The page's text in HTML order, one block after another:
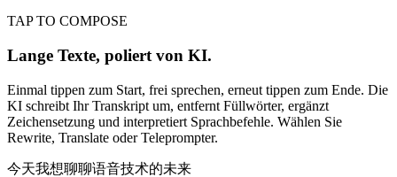
TAP TO COMPOSE
Lange Texte, poliert von KI.
Einmal tippen zum Start, frei sprechen, erneut tippen zum Ende. Die
KI schreibt Ihr Transkript um, entfernt Füllwörter, ergänzt
Zeichensetzung und interpretiert Sprachbefehle. Wählen Sie
Rewrite, Translate oder Teleprompter.
今天我想聊聊语音技术的未来